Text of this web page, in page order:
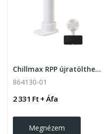
Chillmax RPP újratölthető kézi ventilátor
864130-01
2 331 Ft + Áfa
Megnézem